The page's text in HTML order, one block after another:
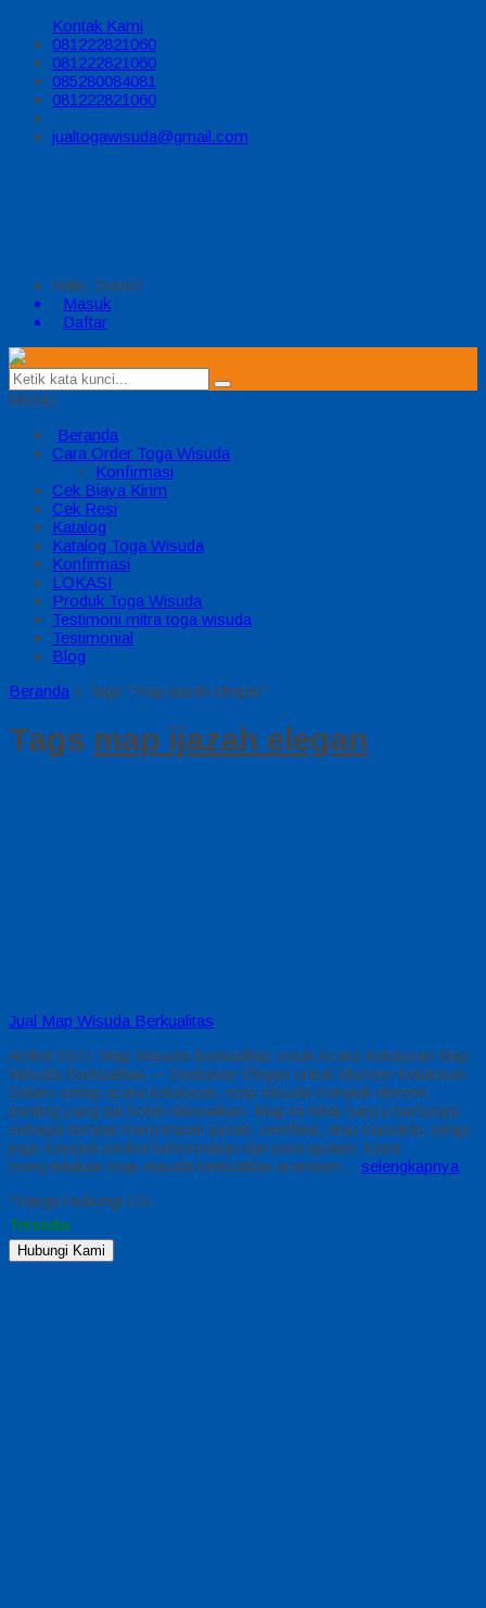
Kontak Kami
081222821060
081222821060
085280084081
081222821060
jualtogawisuda@gmail.com
Halo, Guest!
Masuk
Daftar
MENU
Beranda
Cara Order Toga Wisuda
Konfirmasi
Cek Biaya Kirim
Cek Resi
Katalog
Katalog Toga Wisuda
Konfirmasi
LOKASI
Produk Toga Wisuda
Testimoni mitra toga wisuda
Testimonial
Blog
Beranda » Tags "map ijazah elegan"
Tags map ijazah elegan
Jual Map Wisuda Berkualitas
Artikel SEO: Map Wisuda Berkualitas untuk Acara Kelulusan Map
Wisuda Berkualitas — Sentuhan Elegan untuk Momen Kelulusan
Dalam setiap acara kelulusan, map wisuda menjadi elemen
penting yang tak boleh dilewatkan. Map ini tidak hanya berfungsi
sebagai tempat menyimpan ijazah, sertifikat, atau transkrip, tetapi
juga menjadi simbol kehormatan dan pencapaian. Kami
menyediakan map wisuda berkualitas premium… selengkapnya
*Harga Hubungi CS
Tersedia
Hubungi Kami